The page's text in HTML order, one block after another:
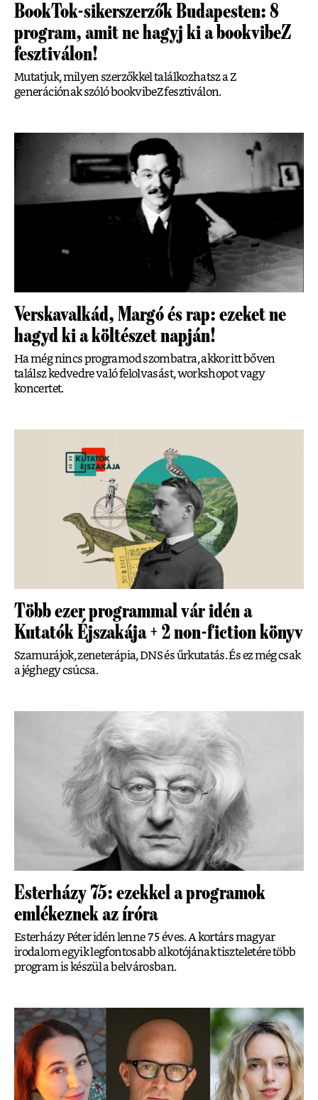
BookTok-sikerszerzők Budapesten: 8
program, amit ne hagyj ki a bookvibeZ
fesztiválon!
Mutatjuk, milyen szerzőkkel találkozhatsz a Z
generációnak szóló bookvibeZ fesztiválon.
Verskavalkád, Margó és rap: ezeket ne
hagyd ki a költészet napján!
Ha még nincs programod szombatra, akkor itt bőven
találsz kedvedre való felolvasást, workshopot vagy
koncertet.
Több ezer programmal vár idén a
Kutatók Éjszakája + 2 non-fiction könyv
Szamurájok, zeneterápia, DNS és űrkutatás. És ez még csak
a jéghegy csúcsa.
Esterházy 75: ezekkel a programok
emlékeznek az íróra
Esterházy Péter idén lenne 75 éves. A kortárs magyar
irodalom egyik legfontosabb alkotójának tiszteletére több
program is készül a belvárosban.